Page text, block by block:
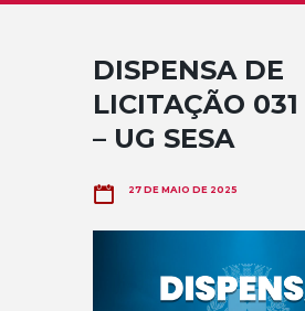
DISPENSA DE
LICITAÇÃO
– UG SESA
27 DE MAIO DE 2025